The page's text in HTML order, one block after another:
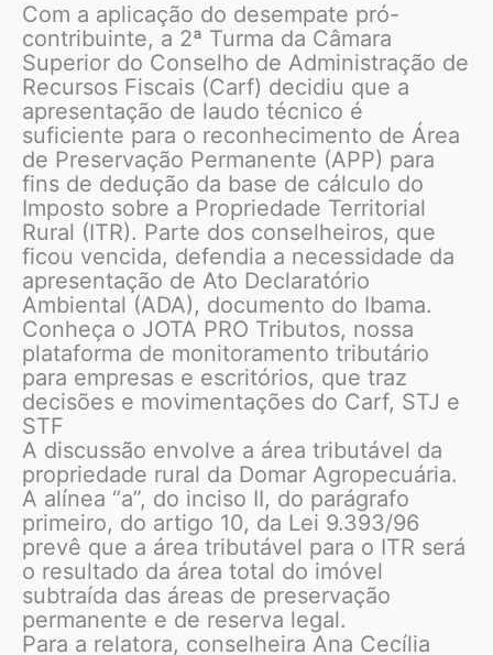
Com a aplicação do desempate pró-
contribuinte, a 2ª Turma da Câmara
Superior do Conselho de Administração de
Recursos Fiscais (Carf) decidiu que a
apresentação de laudo técnico é
suficiente para o reconhecimento de Área
de Preservação Permanente (APP) para
fins de dedução da base de cálculo do
Imposto sobre a Propriedade Territorial
Rural (ITR). Parte dos conselheiros, que
ficou vencida, defendia a necessidade da
apresentação de Ato Declaratório
Ambiental (ADA), documento do Ibama.
Conheça o JOTA PRO Tributos, nossa
plataforma de monitoramento tributário
para empresas e escritórios, que traz
decisões e movimentações do Carf, STJ e
STF
A discussão envolve a área tributável da
propriedade rural da Domar Agropecuária.
A alínea “a”, do inciso II, do parágrafo
primeiro, do artigo 10, da Lei 9.393/96
prevê que a área tributável para o ITR será
o resultado da área total do imóvel
subtraída das áreas de preservação
permanente e de reserva legal.
Para a relatora, conselheira Ana Cecília